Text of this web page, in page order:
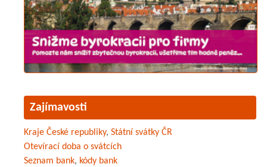
Zajímavosti
Kraje České republiky, Státní svátky ČR
Otevírací doba o svátcích
Seznam bank, kódy bank